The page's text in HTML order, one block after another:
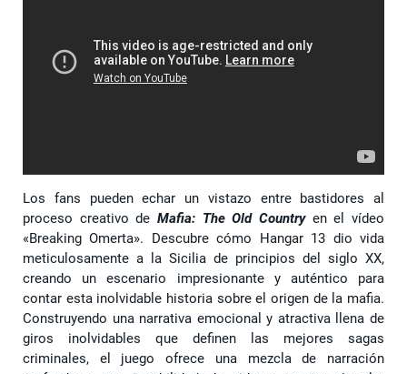
Los fans pueden echar un vistazo entre bastidores al
proceso creativo de Mafia: The Old Countryen el vídeo
«Breaking Omerta». Descubre cómo Hangar 13 dio vida
meticulosamente a la Sicilia de principios del siglo XX,
creando un escenario impresionante y auténtico para
contar esta inolvidable historia sobre el origen de la mafia.
Construyendo una narrativa emocional y atractiva llena de
giros inolvidables que definen las mejores sagas
criminales, el juego ofrece una mezcla de narración